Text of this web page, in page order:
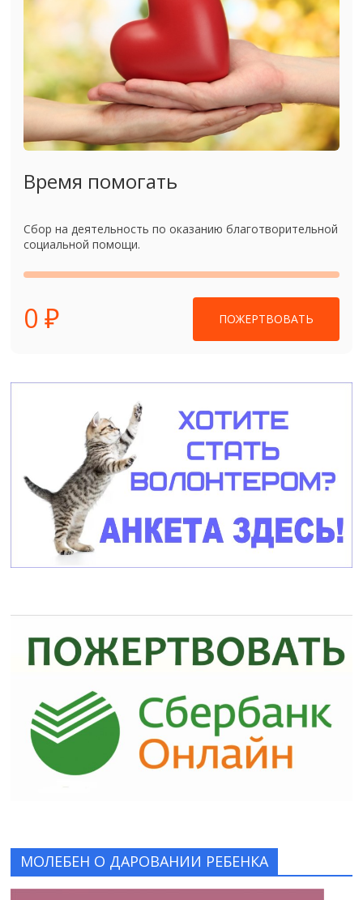
Время помогать
Сбор на деятельность по оказанию благотворительной
социальной помощи.
0 ₽ ПОЖЕРТВОВАТЬ
МОЛЕБЕН О ДАРОВАНИИ РЕБЕНКА